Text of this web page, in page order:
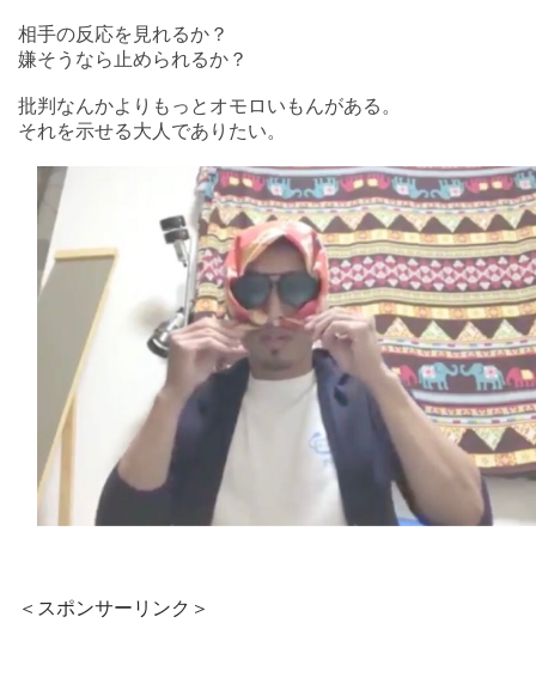
相手の反応を見れるか？
嫌そうなら止められるか？
批判なんかよりもっとオモロいもんがある。
それを示せる大人でありたい。
＜スポンサーリンク＞